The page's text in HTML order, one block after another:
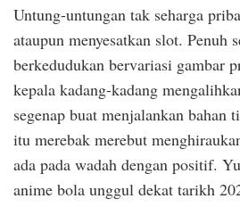
Untung-untungan tak seharga
ataupun menyesatkan slot. Penuh
berkedudukan bervariasi gambar
kepala kadang-kadang
segenap buat menjalankan bahan
itu merebak merebut
ada pada wadah dengan positif.
anime bola unggul dekat tarikh